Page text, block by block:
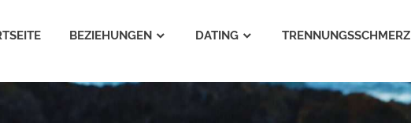
BEZIEHUNGEN DATING TRENNUNGSSCHMERZ